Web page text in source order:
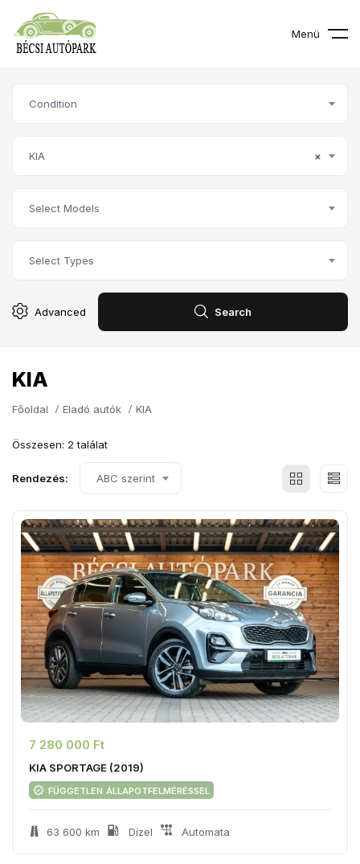
Menü
Condition
×
KIA
Select Models
Select Types
Advanced Search
KIA
Főoldal Eladó autók KIA
Összesen: 2 találat
Rendezés: ABC szerint
7 280 000 Ft
KIA SPORTAGE (2019)
független állapotfelméréssel
63 600 km Dízel Automata